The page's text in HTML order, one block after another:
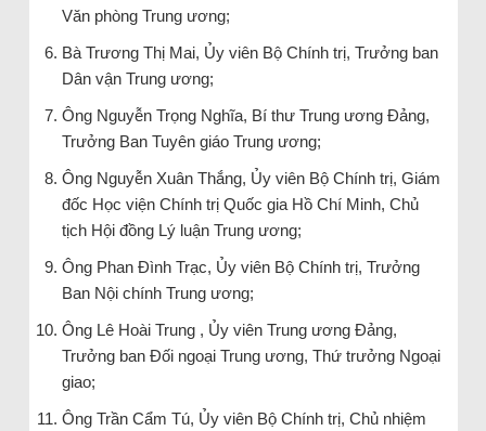
Văn phòng Trung ương;
Bà Trương Thị Mai, Ủy viên Bộ Chính trị, Trưởng ban
Dân vận Trung ương;
Ông Nguyễn Trọng Nghĩa, Bí thư Trung ương Đảng,
Trưởng Ban Tuyên giáo Trung ương;
Ông Nguyễn Xuân Thắng, Ủy viên Bộ Chính trị, Giám
đốc Học viện Chính trị Quốc gia Hồ Chí Minh, Chủ
tịch Hội đồng Lý luận Trung ương;
Ông Phan Đình Trạc, Ủy viên Bộ Chính trị, Trưởng
Ban Nội chính Trung ương;
Ông Lê Hoài Trung , Ủy viên Trung ương Đảng,
Trưởng ban Đối ngoại Trung ương, Thứ trưởng Ngoại
giao;
Ông Trần Cẩm Tú, Ủy viên Bộ Chính trị, Chủ nhiệm